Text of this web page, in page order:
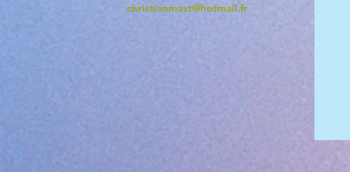
christianmast@hotmail.fr